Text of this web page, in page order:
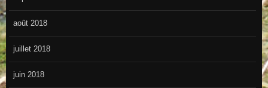
août 2018
juillet 2018
juin 2018